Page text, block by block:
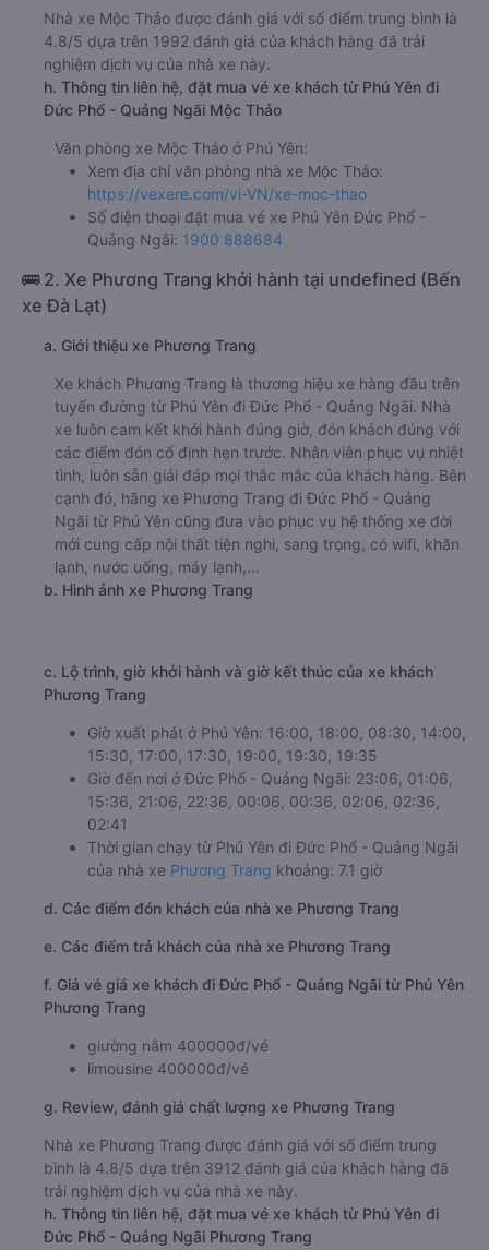
Nhà xe Mộc Thảo được đánh giá với số điểm trung bình là
4.8/5 dựa trên 1992 đánh giá của khách hàng đã trải
nghiệm dịch vụ của nhà xe này.
h. Thông tin liên hệ, đặt mua vé xe khách từ Phú Yên đi
Đức Phổ - Quảng Ngãi Mộc Thảo
Văn phòng xe Mộc Thảo ở Phú Yên:
Xem địa chỉ văn phòng nhà xe Mộc Thảo:
https://vexere.com/vi-VN/xe-moc-thao
Số điện thoại đặt mua vé xe Phú Yên Đức Phổ -
Quảng Ngãi: 1900 888684
🚌 2. Xe Phương Trang khởi hành tại undefined (Bến
xe Đà Lạt)
a. Giới thiệu xe Phương Trang
Xe khách Phương Trang là thương hiệu xe hàng đầu trên
tuyến đường từ Phú Yên đi Đức Phổ - Quảng Ngãi. Nhà
xe luôn cam kết khởi hành đúng giờ, đón khách đúng với
các điểm đón cố định hẹn trước. Nhân viên phục vụ nhiệt
tình, luôn sẵn giải đáp mọi thắc mắc của khách hàng. Bên
cạnh đó, hãng xe Phương Trang đi Đức Phổ - Quảng
Ngãi từ Phú Yên cũng đưa vào phục vụ hệ thống xe đời
mới cung cấp nội thất tiện nghi, sang trọng, có wifi, khăn
lạnh, nước uống, máy lạnh,…
b. Hình ảnh xe Phương Trang
c. Lộ trình, giờ khởi hành và giờ kết thúc của xe khách
Phương Trang
Giờ xuất phát ở Phú Yên: 16:00, 18:00, 08:30, 14:00,
15:30, 17:00, 17:30, 19:00, 19:30, 19:35
Giờ đến nơi ở Đức Phổ - Quảng Ngãi: 23:06, 01:06,
15:36, 21:06, 22:36, 00:06, 00:36, 02:06, 02:36,
02:41
Thời gian chạy từ Phú Yên đi Đức Phổ - Quảng Ngãi
của nhà xe Phương Trang khoảng: 7.1 giờ
d. Các điểm đón khách của nhà xe Phương Trang
e. Các điểm trả khách của nhà xe Phương Trang
f. Giá vé giá xe khách đi Đức Phổ - Quảng Ngãi từ Phú Yên
Phương Trang
giường nằm 400000đ/vé
limousine 400000đ/vé
g. Review, đánh giá chất lượng xe Phương Trang
Nhà xe Phương Trang được đánh giá với số điểm trung
bình là 4.8/5 dựa trên 3912 đánh giá của khách hàng đã
trải nghiệm dịch vụ của nhà xe này.
h. Thông tin liên hệ, đặt mua vé xe khách từ Phú Yên đi
Đức Phổ - Quảng Ngãi Phương Trang